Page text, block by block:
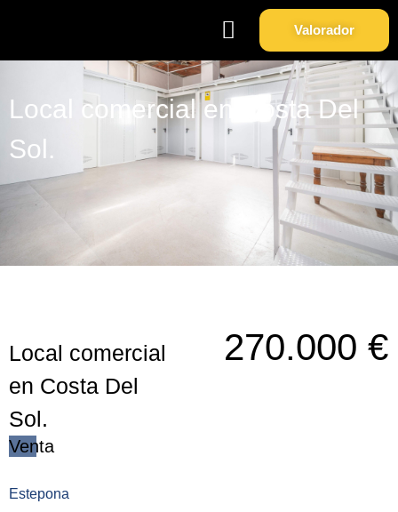
Valorador
Local comercial en Costa Del
Sol.
Local comercial
en Costa Del
Sol.
270.000 €
Venta
Estepona